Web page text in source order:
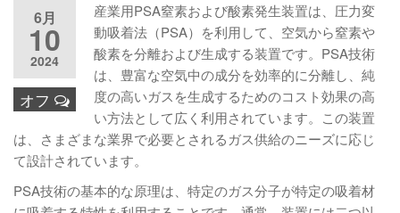
6月
10
2024
オフ
産業用PSA窒素および酸素発生装置は、圧力変
動吸着法（PSA）を利用して、空気から窒素や
酸素を分離および生成する装置です。PSA技術
は、豊富な空気中の成分を効率的に分離し、純
度の高いガスを生成するためのコスト効果の高
い方法として広く利用されています。この装置
は、さまざまな業界で必要とされるガス供給のニーズに応じ
て設計されています。
PSA技術の基本的な原理は、特定のガス分子が特定の吸着材